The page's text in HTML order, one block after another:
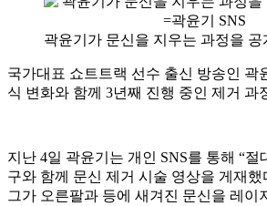
곽윤기가 문신을 지우는 과정을
국가대표 쇼트트랙 선수 출신 방송인 곽
식 변화와 함께 3년째 진행 중인 제거 과
지난 4일 곽윤기는 개인 SNS를 통해 “
구와 함께 문신 제거 시술 영상을 게재
그가 오른팔과 등에 새겨진 문신을 레이